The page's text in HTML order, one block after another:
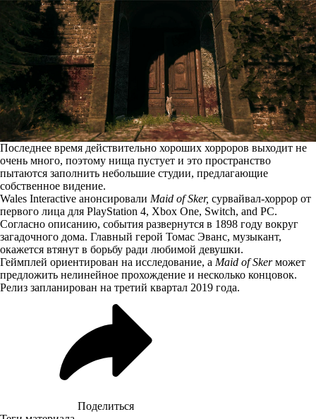
Последнее время действительно хороших хорроров выходит не
очень много, поэтому нища пустует и это пространство
пытаются заполнить небольшие студии, предлагающие
собственное видение.
Wales Interactive анонсировали Maid of Sker, сурвайвал-хоррор от
первого лица для PlayStation 4, Xbox One, Switch, and PC.
Согласно описанию, события развернутся в 1898 году вокруг
загадочного дома. Главный герой Томас Эванс, музыкант,
окажется втянут в борьбу ради любимой девушки.
Геймплей ориентирован на исследование, а Maid of Skerможет
предложить нелинейное прохождение и несколько концовок.
Релиз запланирован на третий квартал 2019 года.
Поделиться